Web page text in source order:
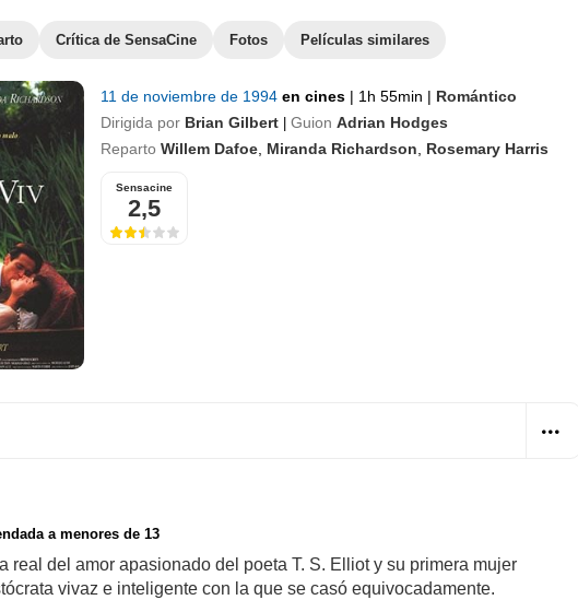
Crítica de SensaCine Fotos Películas similares
11 de noviembre de 1994 en cines | 1h 55min | Romántico
Dirigida por Brian Gilbert Guion Adrian Hodges
Reparto Willem Dafoe Miranda Richardson Rosemary Harris
Sensacine
2,5
a menores de 13
real del amor apasionado del poeta T. S. Elliot y su primera mujer
vivaz e inteligente con la que se casó equivocadamente.